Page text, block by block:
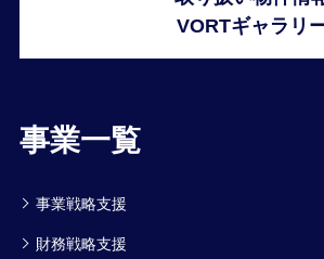
事業一覧
事業戦略支援
財務戦略支援
VORTギャラリ